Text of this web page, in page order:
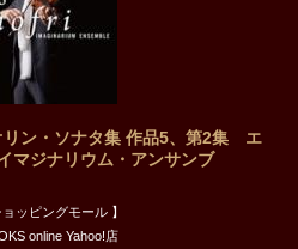
ン・ソナタ集 作品5、第2集 エ
マジナリウム・アンサンブ
ョッピングモール 】
online Yahoo!店